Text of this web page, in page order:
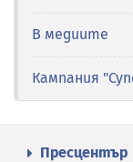
В медиите
Кампания
Пресцентър